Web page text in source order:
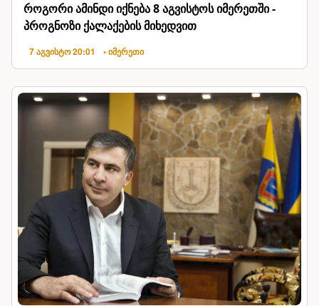
როგორი ამინდი იქნება 8 აგვისტოს იმერეთში -
პროგნოზი ქალაქების მიხედვით
7 აგვისტო 20:01 • იმერეთი